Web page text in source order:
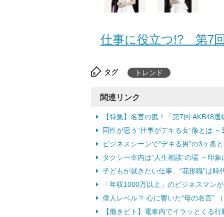
仕事に役立つ!? 第7
タグ トレンド
関連リンク
【特集】名言の嵐！「第7回 AKB48
同性が思う“仕事がデキる女”像とは
ビジネスシーンで“デキる男”の3ヶ条
タクシー車内は“人生相談”の場 ～印
子どもが就きたい仕事、“花形職”は
「年収1000万以上」のビジネスマン
偉人レベル？ 心に響いた“母の名言”
【働きビト】電車内でイラッとくる